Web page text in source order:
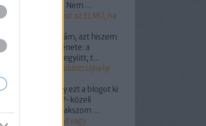
a villanyóra! Nem ...
19:18
Így szívat az ELMÜ, ha
Hát nuszbaumkám, azt hiszem
a választók üzenete: a
nagy pofátokkal együtt, t...
Miért küldött Ujhelyi
Nem tudom, hogy ezt a blogot ki
indította -bár LMP-közeli
csoportra gyanakszom ...
18:55
Hunvald vagy